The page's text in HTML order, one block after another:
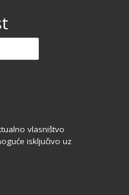
vlasništvo
isključivo uz